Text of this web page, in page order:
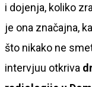
i dojenja, koliko
je ona značajna,
što nikako ne
intervjuu otkriva